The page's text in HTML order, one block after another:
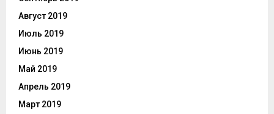
Август 2019
Июль 2019
Июнь 2019
Май 2019
Апрель 2019
Март 2019